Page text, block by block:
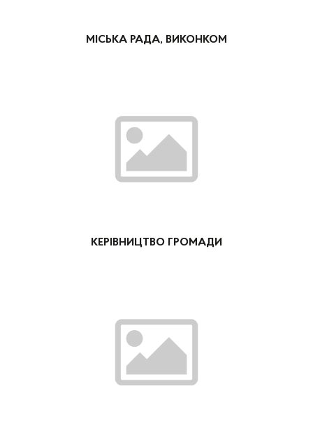
МІСЬКА РАДА, ВИКОНКОМ
КЕРІВНИЦТВО ГРОМАДИ